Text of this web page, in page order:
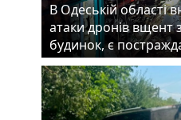
В Одеській області
атаки дронів вщент
будинок, є